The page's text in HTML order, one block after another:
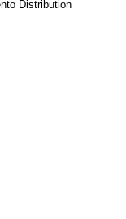
Distribution